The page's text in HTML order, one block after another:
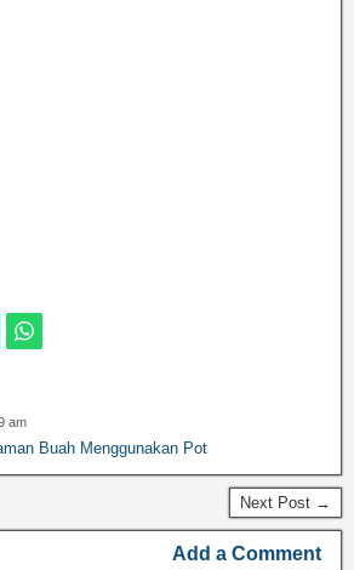
am
Buah Menggunakan Pot
Next Post →
Add a Comment